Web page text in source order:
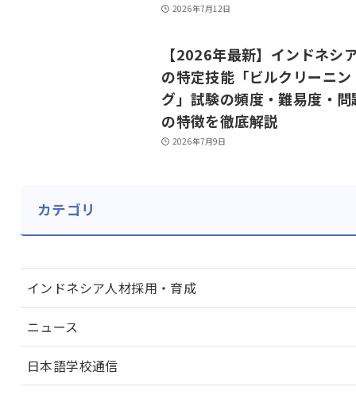
2026年7月12日
【2026年最新】インドネシ
の特定技能「ビルクリーニン
グ」試験の頻度・難易度・問
の特徴を徹底解説
2026年7月9日
カテゴリ
インドネシア人材採用・育成
ニュース
日本語学校通信